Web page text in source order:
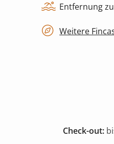
Entfernung
Weitere
Check-out: